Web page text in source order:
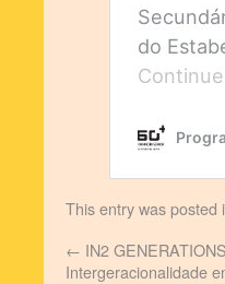
This entry was posted
← IN2
Intergeracionalidade